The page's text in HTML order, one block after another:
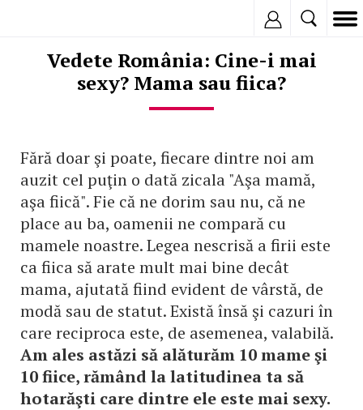
Vedete România: Cine-i mai
sexy? Mama sau fiica?
Fără doar şi poate, fiecare dintre noi am
auzit cel puţin o dată zicala "Aşa mamă,
aşa fiică". Fie că ne dorim sau nu, că ne
place au ba, oamenii ne compară cu
mamele noastre. Legea nescrisă a firii este
ca fiica să arate mult mai bine decât
mama, ajutată fiind evident de vârstă, de
modă sau de statut. Există însă şi cazuri în
care reciproca este, de asemenea, valabilă.
Am ales astăzi să alăturăm 10 mame şi
10 fiice, rămând la latitudinea ta să
hotarăşti care dintre ele este mai sexy.